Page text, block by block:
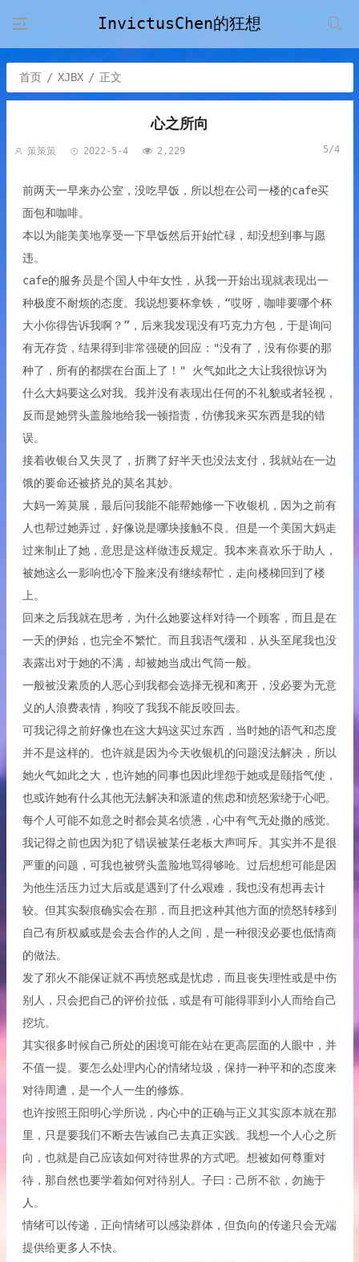
InvictusChen的狂想
首页 / XJBX / 正文
心之所向
策策策 2022-5-4 2,229 5/4
前两天一早来办公室，没吃早饭，所以想在公司一楼的cafe买
面包和咖啡。
本以为能美美地享受一下早饭然后开始忙碌，却没想到事与愿
违。
cafe的服务员是个国人中年女性，从我一开始出现就表现出一
种极度不耐烦的态度。我说想要杯拿铁，“哎呀，咖啡要哪个杯
大小你得告诉我啊？”，后来我发现没有巧克力方包，于是询问
有无存货，结果得到非常强硬的回应："没有了，没有你要的那
种了，所有的都摆在台面上了！" 火气如此之大让我很惊讶为
什么大妈要这么对我。我并没有表现出任何的不礼貌或者轻视，
反而是她劈头盖脸地给我一顿指责，仿佛我来买东西是我的错
误。
接着收银台又失灵了，折腾了好半天也没法支付，我就站在一边
饿的要命还被挤兑的莫名其妙。
大妈一筹莫展，最后问我能不能帮她修一下收银机，因为之前有
人也帮过她弄过，好像说是哪块接触不良。但是一个美国大妈走
过来制止了她，意思是这样做违反规定。我本来喜欢乐于助人，
被她这么一影响也冷下脸来没有继续帮忙，走向楼梯回到了楼
上。
回来之后我就在思考，为什么她要这样对待一个顾客，而且是在
一天的伊始，也完全不繁忙。而且我语气缓和，从头至尾我也没
表露出对于她的不满，却被她当成出气筒一般。
一般被没素质的人恶心到我都会选择无视和离开，没必要为无意
义的人浪费表情，狗咬了我我不能反咬回去。
可我记得之前好像也在这大妈这买过东西，当时她的语气和态度
并不是这样的。也许就是因为今天收银机的问题没法解决，所以
她火气如此之大，也许她的同事也因此埋怨于她或是颐指气使，
也或许她有什么其他无法解决和派遣的焦虑和愤怒萦绕于心吧。
每个人可能不如意之时都会莫名愤懑，心中有气无处撒的感觉。
我记得之前也因为犯了错误被某任老板大声呵斥。其实并不是很
严重的问题，可我也被劈头盖脸地骂得够呛。过后想想可能是因
为他生活压力过大后或是遇到了什么艰难，我也没有想再去计
较。但其实裂痕确实会在那，而且把这种其他方面的愤怒转移到
自己有所权威或是会去合作的人之间，是一种很没必要也低情商
的做法。
发了邪火不能保证就不再愤怒或是忧虑，而且丧失理性或是中伤
别人，只会把自己的评价拉低，或是有可能得罪到小人而给自己
挖坑。
其实很多时候自己所处的困境可能在站在更高层面的人眼中，并
不值一提。要怎么处理内心的情绪垃圾，保持一种平和的态度来
对待周遭，是一个人一生的修炼。
也许按照王阳明心学所说，内心中的正确与正义其实原本就在那
里，只是要我们不断去告诫自己去真正实践。我想一个人心之所
向，也就是自己应该如何对待世界的方式吧。想被如何尊重对
待，那自然也要学着如何对待别人。子曰：己所不欲，勿施于
人。
情绪可以传递，正向情绪可以感染群体，但负向的传递只会无端
提供给更多人不快。